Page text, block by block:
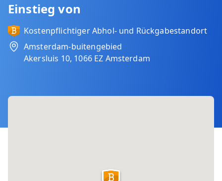
Einstieg von
Kostenpflichtiger Abhol‑ und Rückgabestandort
Amsterdam-buitengebied
Akersluis 10, 1066 EZ Amsterdam